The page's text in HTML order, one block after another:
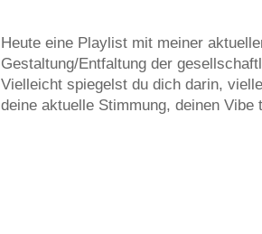
Heute eine Playlist mit meiner
Gestaltung/Entfaltung der
Vielleicht spiegelst du dich darin,
deine aktuelle Stimmung, deinen Vibe